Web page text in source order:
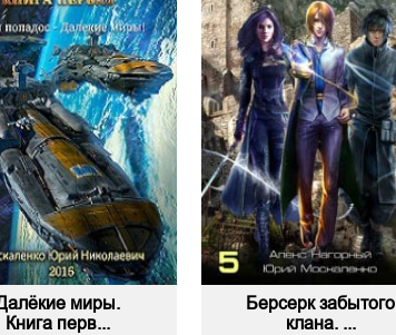
миры.
Книга перв...
Берсерк забытого
клана. ...